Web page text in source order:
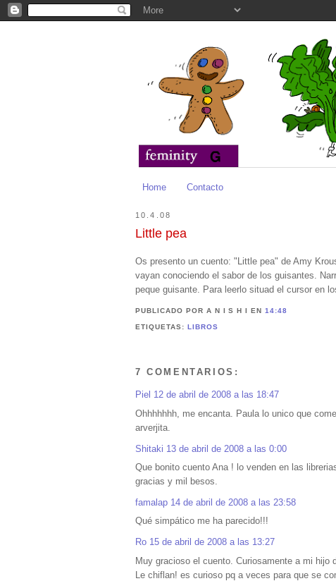
Home Contacto
10.4.08
Little pea
Os presento un cuento: "Little pea" de Amy
vayan conociendo el sabor de los guisantes.
peque guisante. Para leerlo situad el cursor en
PUBLICADO POR A N I S H IEN14:48
ETIQUETAS: LIBROS
7 COMENTARIOS:
Piel 12 de abril de 2008 a las 18:47
Ohhhhhhh, me encanta. Paula lo unico que
arverjita.
Shitaki 13 de abril de 2008 a las 0:00
Que bonito cuento Ana ! lo venden en las
gracias y mil besos.
famalap 14 de abril de 2008 a las 23:58
Qué simpático me ha parecido!!!
Ro 15 de abril de 2008 a las 13:27
Muy gracioso el cuento. Curiosamente a mi hijo
Le chiflan! es curioso pq a veces para que se